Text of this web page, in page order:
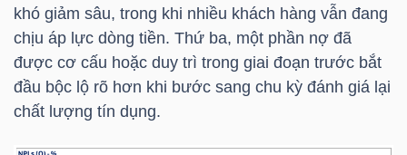
khó giảm sâu, trong khi nhiều khách hàng vẫn đang
chịu áp lực dòng tiền. Thứ ba, một phần nợ đã
được cơ cấu hoặc duy trì trong giai đoạn trước bắt
đầu bộc lộ rõ hơn khi bước sang chu kỳ đánh giá lại
chất lượng tín dụng.
YẾU
TIÊU